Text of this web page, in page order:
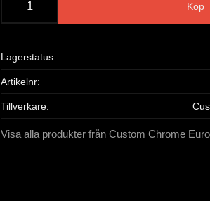
Köp
Lagerstatus
Artikelnr
Tillverkare
Visa alla produkter från Custom Chrome